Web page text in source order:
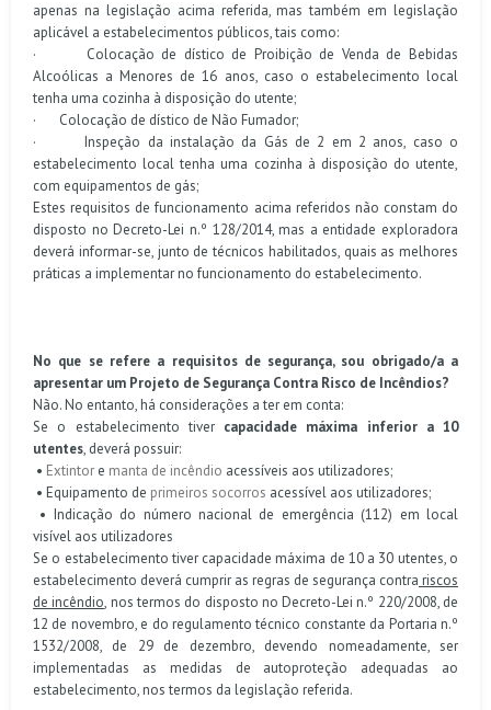
apenas na legislação acima referida, mas também em legislação
aplicável a estabelecimentos públicos, tais como:
· Colocação de dístico de Proibição de Venda de Bebidas
Alcoólicas a Menores de 16 anos, caso o estabelecimento local
tenha uma cozinha à disposição do utente;
· Colocação de dístico de Não Fumador;
·Inspeção da instalação da Gás de 2 em 2 anos, caso o
estabelecimento local tenha uma cozinha à disposição do utente,
com equipamentos de gás;
Estes requisitos de funcionamento acima referidos não constam do
disposto no Decreto-Lei n.º 128/2014, mas a entidade exploradora
deverá informar-se, junto de técnicos habilitados, quais as melhores
práticas a implementar no funcionamento do estabelecimento.
No que se refere a requisitos de segurança, sou obrigado/a a
apresentar um Projeto de Segurança Contra Risco de Incêndios?
Não. No entanto, há considerações a ter em conta:
Se o estabelecimento tiver capacidade máxima inferior a 10
utentes, deverá possuir:
• Extintor e manta de incêndio acessíveis aos utilizadores;
• Equipamento de primeiros socorros acessível aos utilizadores;
• Indicação do número nacional de emergência (112) em local
visível aos utilizadores
Se o estabelecimento tiver capacidade máxima de 10 a 30 utentes, o
estabelecimento deverá cumprir as regras de segurança contra riscos
de incêndio, nos termos do disposto no Decreto-Lei n.º 220/2008, de
12 de novembro, e do regulamento técnico constante da Portaria n.º
1532/2008, de 29 de dezembro, devendo nomeadamente, ser
implementadas as medidas de autoproteção adequadas ao
estabelecimento, nos termos da legislação referida.